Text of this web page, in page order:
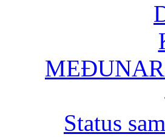
Status